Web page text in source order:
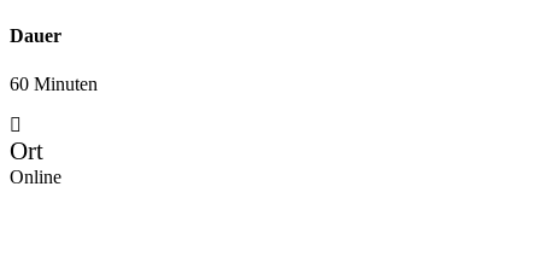
Dauer
60 Minuten
Ort
Online